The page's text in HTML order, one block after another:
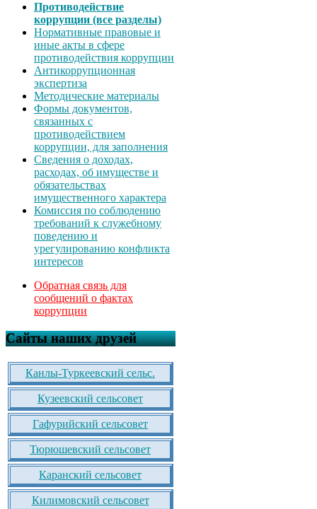
Противодействие
коррупции (все разделы)
Нормативные правовые и
иные акты в сфере
противодействия коррупции
Антикоррупционная
экспертиза
Методические материалы
Формы документов,
связанных с
противодействием
коррупции, для заполнения
Сведения о доходах,
расходах, об имуществе и
обязательствах
имущественного характера
Комиссия по соблюдению
требований к служебному
поведению и
урегулированию конфликта
интересов
Обратная связь для
сообщений о фактах
коррупции
Сайты наших друзей
Канлы-Туркеевский сельс.
Кузеевский сельсовет
Гафурийский сельсовет
Тюрюшевский сельсовет
Каранский сельсовет
Килимовский сельсовет